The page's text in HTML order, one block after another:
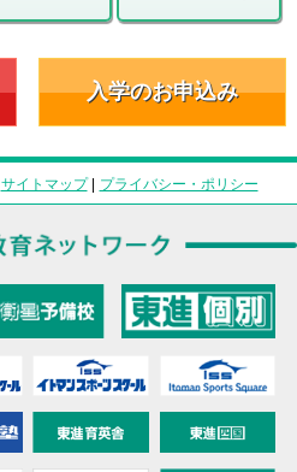
入学のお申込み
サイトマップ| プライバシー・ポリシー